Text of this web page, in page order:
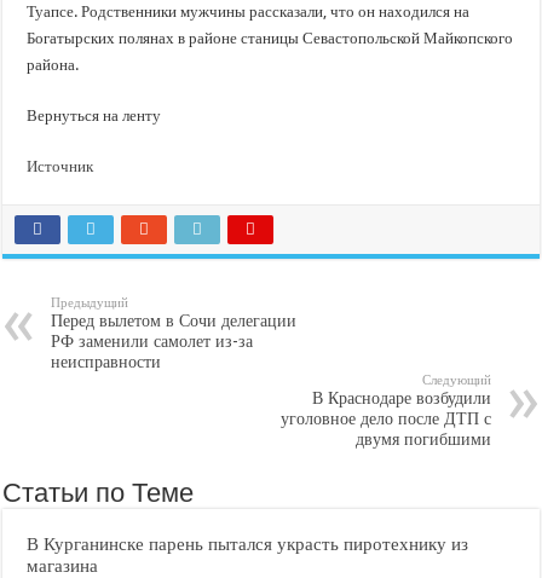
Туапсе. Родственники мужчины рассказали, что он находился на
Богатырских полянах в районе станицы Севастопольской Майкопского
района.
Вернуться на ленту
Источник
Предыдущий
Перед вылетом в Сочи делегации
РФ заменили самолет из-за
неисправности
Следующий
В Краснодаре возбудили
уголовное дело после ДТП с
двумя погибшими
Статьи по Теме
В Курганинске парень пытался украсть пиротехнику из
магазина